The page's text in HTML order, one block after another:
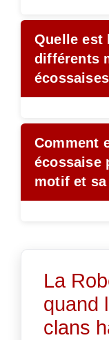
Quelle est
différents
Comment
écossaise
motif et
La
quand
clans